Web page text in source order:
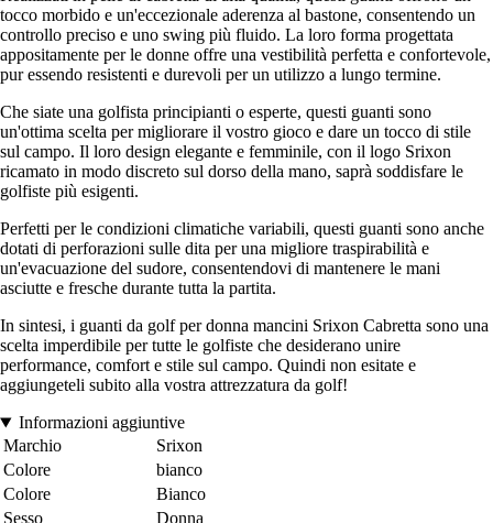
tocco morbido e un'eccezionale aderenza al bastone, consentendo un
controllo preciso e uno swing più fluido. La loro forma progettata
appositamente per le donne offre una vestibilità perfetta e confortevole,
pur essendo resistenti e durevoli per un utilizzo a lungo termine.
Che siate una golfista principianti o esperte, questi guanti sono
un'ottima scelta per migliorare il vostro gioco e dare un tocco di stile
sul campo. Il loro design elegante e femminile, con il logo Srixon
ricamato in modo discreto sul dorso della mano, saprà soddisfare le
golfiste più esigenti.
Perfetti per le condizioni climatiche variabili, questi guanti sono anche
dotati di perforazioni sulle dita per una migliore traspirabilità e
un'evacuazione del sudore, consentendovi di mantenere le mani
asciutte e fresche durante tutta la partita.
In sintesi, i guanti da golf per donna mancini Srixon Cabretta sono una
scelta imperdibile per tutte le golfiste che desiderano unire
performance, comfort e stile sul campo. Quindi non esitate e
aggiungeteli subito alla vostra attrezzatura da golf!
Informazioni aggiuntive
Marchio
Srixon
Colore
bianco
Colore
Bianco
Sesso
Donna